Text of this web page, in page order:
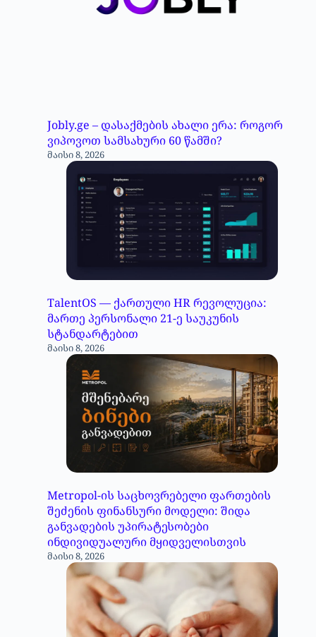
Jobly.ge – დასაქმების ახალი ერა: როგორ
ვიპოვოთ სამსახური 60 წამში?
მაისი 8, 2026
TalentOS — ქართული HR რევოლუცია:
მართე პერსონალი 21-ე საუკუნის
სტანდარტებით
მაისი 8, 2026
Metropol-ის საცხოვრებელი ფართების
შეძენის ფინანსური მოდელი: შიდა
განვადების უპირატესობები
ინდივიდუალური მყიდველისთვის
მაისი 8, 2026